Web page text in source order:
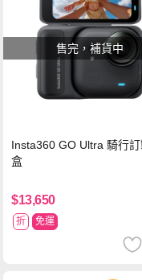
售完，補貨中
Insta360 GO Ultra 騎行
盒
$13,650
折 免運